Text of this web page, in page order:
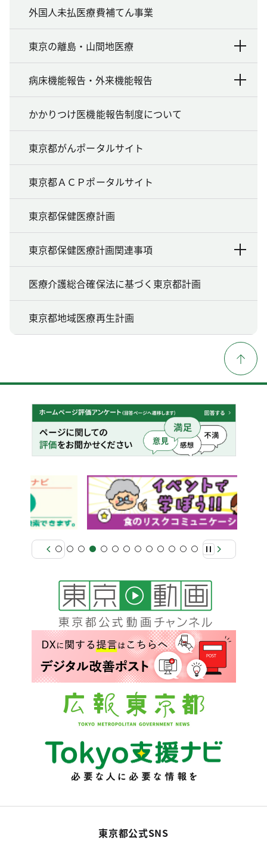
外国人未払医療費補てん事業
東京の離島・山間地医療
病床機能報告・外来機能報告
かかりつけ医機能報告制度について
東京都がんポータルサイト
東京都ＡＣＰポータルサイト
東京都保健医療計画
東京都保健医療計画関連事項
医療介護総合確保法に基づく東京都計画
東京都地域医療再生計画
東京都公式SNS